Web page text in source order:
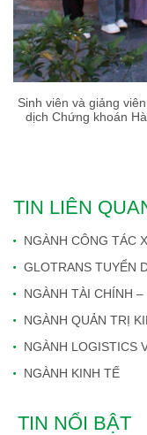
Sinh viên và giảng
dịch Chứng khoán
TIN LIÊN
NGÀNH CÔNG TÁC
GLOTRANS TUYỂN
NGÀNH TÀI CHÍNH –
NGÀNH QUẢN TRỊ
NGÀNH LOGISTICS
NGÀNH KINH TẾ
TIN NỔI BẬT